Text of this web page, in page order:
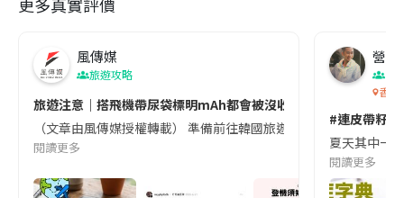
更多真實評價
風傳媒
旅遊攻略
旅遊注意｜搭飛機帶尿袋標明mAh都會被沒收😱出發前切記檢查
（文章由風傳媒授權轉載） 準備前往韓國旅遊的民眾，近期要
閱讀更多
營養
香港
#連皮帶籽
夏天其中一
閱讀更多